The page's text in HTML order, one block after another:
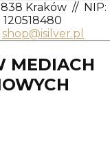
Kraków // NIP:
shop@isilver.pl
MEDIACH